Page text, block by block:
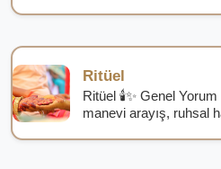
Ritüel
Ritüel 🕯️✨ Genel
manevi arayış, ruhsal